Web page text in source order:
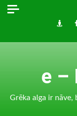
Skip
e –
Grēka alga ir nāve,